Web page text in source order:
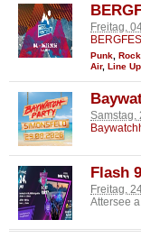
Freitag,
Punk Rock
Air, Line Up
Samstag,
Flash
Freitag,
Attersee